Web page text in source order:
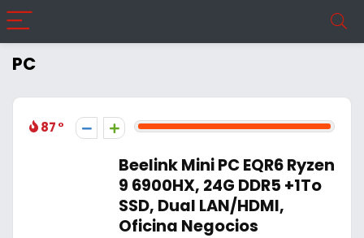
PC
87
Beelink Mini PC EQR6 Ryzen
9 6900HX, 24G DDR5 +1To
SSD, Dual LAN/HDMI,
Oficina Negocios